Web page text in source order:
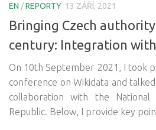
EN /REPORTY 13 ZÁŘÍ, 2021
Bringing Czech
century: Integration
On 10th September 2021, I took
conference on Wikidata and
collaboration with the
Republic. Below, I provide key